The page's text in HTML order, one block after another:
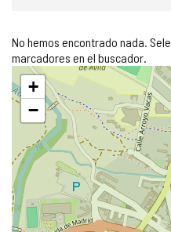
No hemos encontrado nada.
marcadores en el buscador.
Saltar
mapa
+
−